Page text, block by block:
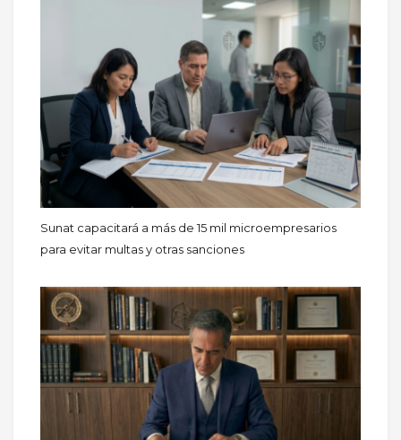
Sunat capacitará a más de 15 mil microempresarios
para evitar multas y otras sanciones